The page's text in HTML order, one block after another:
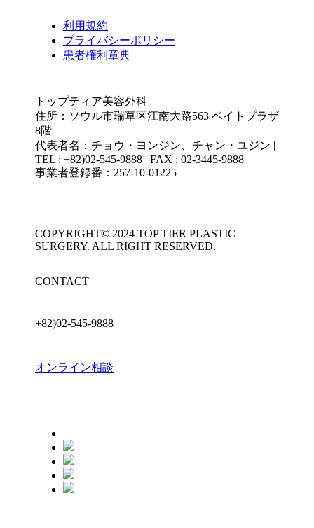
利用規約
プライバシーポリシー
患者権利章典
トップティア美容外科
住所：ソウル市瑞草区江南大路563 ペイトプラザ
8階
代表者名：チョウ・ヨンジン、チャン・ユジン |
TEL : +82)02-545-9888 | FAX : 02-3445-9888
事業者登録番：257-10-01225
COPYRIGHT© 2024 TOP TIER PLASTIC
SURGERY. ALL RIGHT RESERVED.
CONTACT
+82)02-545-9888
オンライン相談